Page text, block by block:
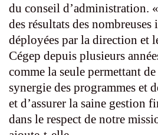
du conseil d’administration.
des résultats des
déployées par la direction et
Cégep depuis plusieurs
comme la seule permettant
synergie des programmes et
et d’assurer la saine gestion
dans le respect de notre